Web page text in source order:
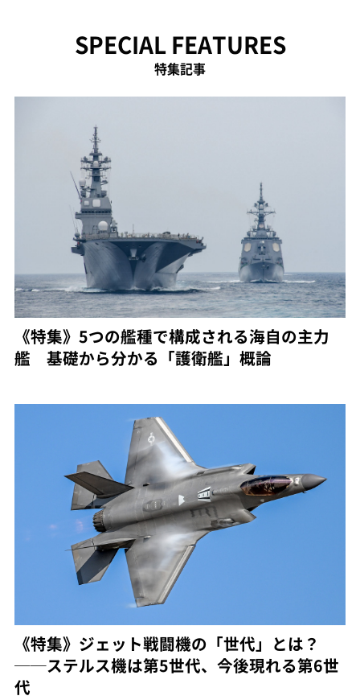
SPECIAL FEATURES
特集記事
《特集》5つの艦種で構成される海自の主力
艦 基礎から分かる「護衛艦」概論
《特集》ジェット戦闘機の「世代」とは？
──ステルス機は第5世代、今後現れる第6世
代